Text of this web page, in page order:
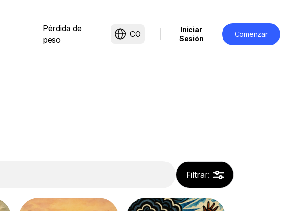
Pérdida de
peso
CO
Iniciar
Sesión
Comenzar
Filtrar: